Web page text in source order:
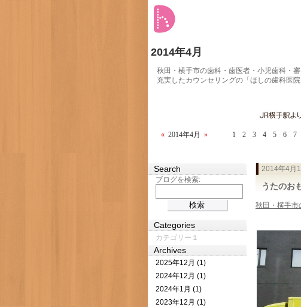
2014年4月
秋田・横手市の歯科・歯医者・小児歯科・
充実したカウンセリングの「ほしの歯科医院
« 2014年4月 » 1 2 3 4 5 6 7
2014年4月
うたのお
秋田・横手市
Search
ブログを検索:
Categories
カテゴリー１
Archives
2025年12月 (1)
2024年12月 (1)
2024年1月 (1)
2023年12月 (1)